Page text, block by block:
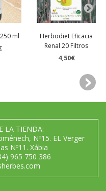
ml
Herbodiet Eficacia
Renal 20 Filtros
4,50€
LA TIENDA:
Nº15. EL Verger
Nº11. Xábia
965 750 386